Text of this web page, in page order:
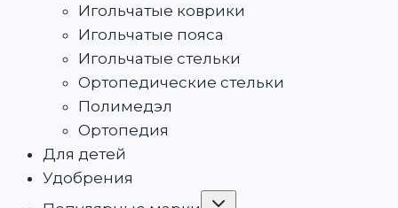
Игольчатые коврики
Игольчатые пояса
Игольчатые стельки
Ортопедические стельки
Полимедэл
Ортопедия
Для детей
Удобрения
Переключить